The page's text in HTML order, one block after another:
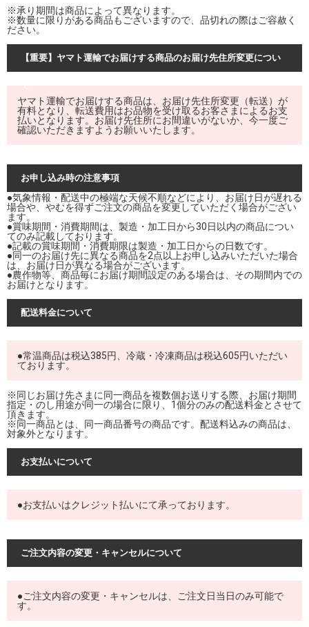
※承り期間は商品によって異なります。
※数量に限りがある商品もございますので、品切れの際はご容赦く
ださい。
【重要】ヤマト運輸でお届けする商品のお届け先住所変更につい
ヤマト運輸でお届けする商品は、お届け先住所変更（転送）が
有料となり、転送費用はお品物を受け取るお客さまによるお支
払いとなります。お届け先住所にお間違いがないか、今一度ご
確認いただきますようお願いいたします。
お申し込み時の注意事項
●気象情報・配送中の極端な天候不順などにより、お届け日が遅れる
場合や、やむを得ずご注文の商品を変更していただく場合がござい
ます。
●賞味期間・消費期間は、製造・加工日から30日以内の商品につい
てのみ記載しております。
●記載の賞味期間・消費期限は製造・加工日からの日数です。
●同一のお届け先に異なる商品を2点以上お申し込みいただいた場合
は、お届け日が異なる場合がございます。
●農作物等、商品毎にお届け期間設定のある場合は、その期間内での
お届けとなります。
配送料金について
●常温商品は税込385円、冷蔵・冷凍商品は税込605円いただい
ております。
※同じお届け先さまに同一商品を複数個お送りする際、お届け期間
指定・のし用途が同一の場合に限り、1個分のみの配送料金とさせて
頂きます。
※同一商品とは、同一商品番号の商品です。配送料込みの商品は、
対象外となります。
お支払いについて
●お支払いはクレジット払いにて承っております。
ご注文内容の変更・キャンセルについて
●ご注文内容の変更・キャンセルは、ご注文日当日のみ可能で
す。